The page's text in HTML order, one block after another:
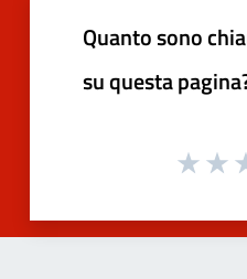
Quanto sono
su questa